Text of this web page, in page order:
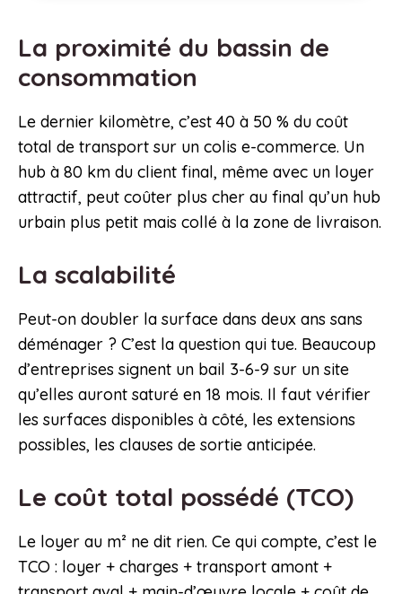
La proximité du bassin de
consommation
Le dernier kilomètre, c’est 40 à 50 % du coût
total de transport sur un colis e-commerce. Un
hub à 80 km du client final, même avec un loyer
attractif, peut coûter plus cher au final qu’un hub
urbain plus petit mais collé à la zone de livraison.
La scalabilité
Peut-on doubler la surface dans deux ans sans
déménager ? C’est la question qui tue. Beaucoup
d’entreprises signent un bail 3-6-9 sur un site
qu’elles auront saturé en 18 mois. Il faut vérifier
les surfaces disponibles à côté, les extensions
possibles, les clauses de sortie anticipée.
Le coût total possédé (TCO)
Le loyer au m² ne dit rien. Ce qui compte, c’est le
TCO : loyer + charges + transport amont +